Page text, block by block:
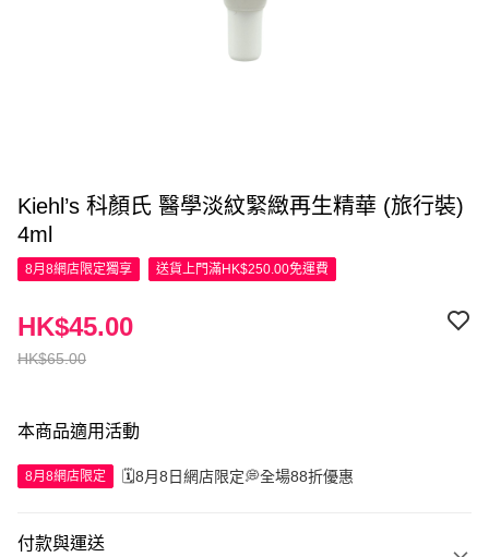
Kiehl’s 科顏氏 醫學淡紋緊緻再生精華 (旅行裝)
4ml
8月8網店限定獨享 送貨上門滿HK$250.00免運費
HK$65.00
HK$45.00
本商品適用活動
8月8網店限定 🗓️8月8日網店限定💭全場88折優惠
付款與運送